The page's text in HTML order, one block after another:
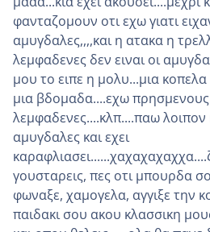
φανταζομουν οτι εχω γιατι
αμυγδαλες,,,,και η ατακα η
λεμφαδενες δεν ειναι οι
μου το ειπε η μολυ...μια
μια βδομαδα....εχω πρησμενους
λεμφαδενες....κλπ....παω λοιπον
αμυγδαλες και εχει
γουσταρεις, πες οτι μπουρδα
φωναξε, χαμογελα, αγγιξε την
παιδακι σου ακου κλασσικη